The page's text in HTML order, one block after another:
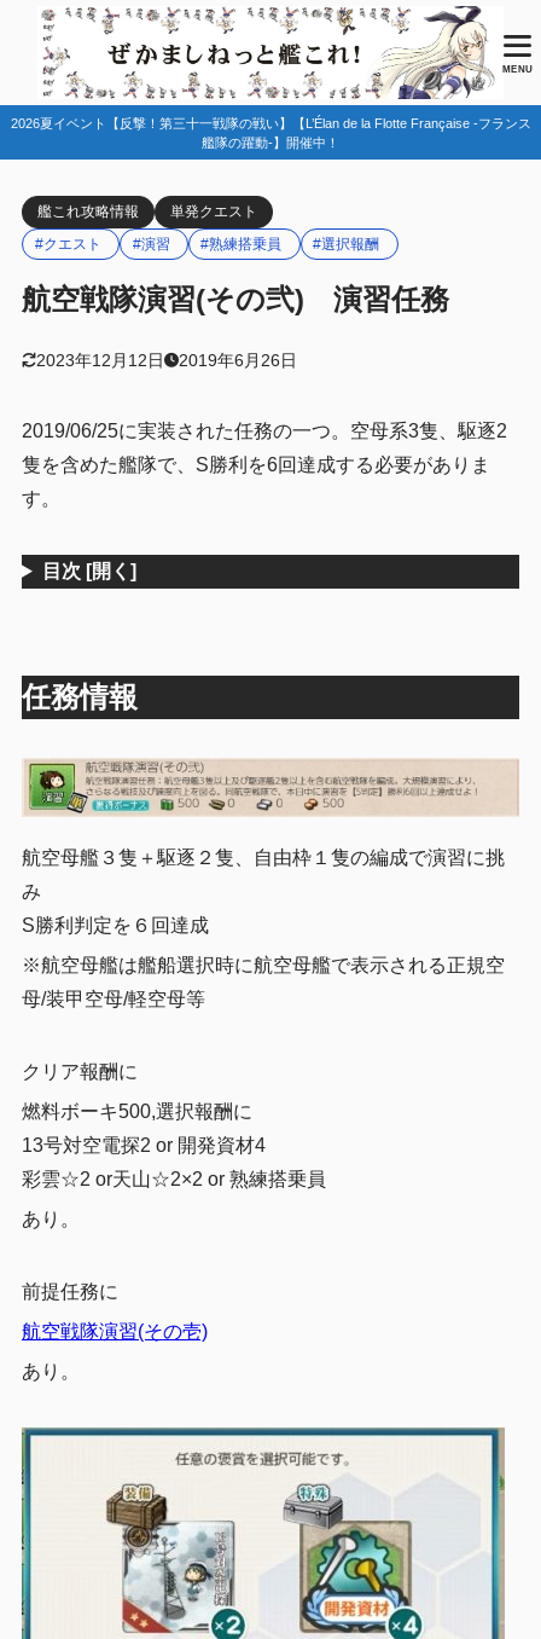
MENU
2026夏イベント【反撃！第三十一戦隊の戦い】【L’Élan de la Flotte Française -フランス
艦隊の躍動-】開催中！
艦これ攻略情報
単発クエスト
#クエスト
#演習 #熟練搭乗員 #選択報酬
航空戦隊演習(その弐) 演習任務
2023年12月12日 2019年6月26日
2019/06/25に実装された任務の一つ。空母系3隻、駆逐2
隻を含めた艦隊で、S勝利を6回達成する必要がありま
す。
目次 [開く]
任務情報
航空母艦３隻＋駆逐２隻、自由枠１隻の編成で演習に挑
み
S勝利判定を６回達成
※航空母艦は艦船選択時に航空母艦で表示される正規空
母/装甲空母/軽空母等
クリア報酬に
燃料ボーキ500,選択報酬に
13号対空電探2 or 開発資材4
彩雲☆2 or天山☆2×2 or 熟練搭乗員
あり。
前提任務に
航空戦隊演習(その壱)
あり。
目次
1